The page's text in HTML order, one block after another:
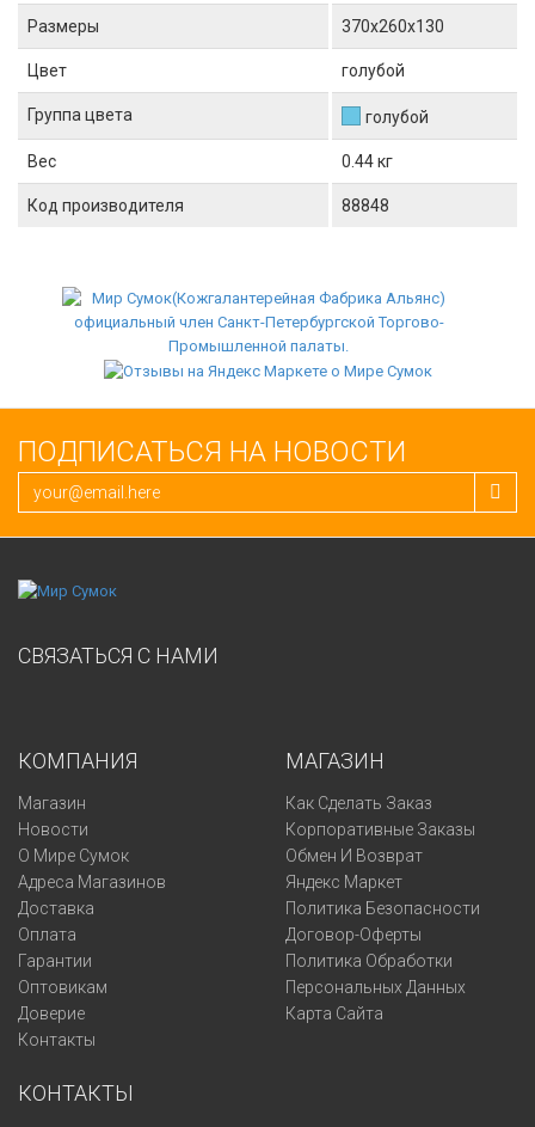
Размеры 370x260x130
Цвет голубой
Группа цвета голубой
Вес 0.44 кг
Код производителя 88848
ПОДПИСАТЬСЯ НА НОВОСТИ
СВЯЗАТЬСЯ С НАМИ
КОМПАНИЯ
Магазин
Новости
О Мире Сумок
Адреса Магазинов
Доставка
Оплата
Гарантии
Оптовикам
Доверие
Контакты
МАГАЗИН
Как Сделать Заказ
Корпоративные Заказы
Обмен И Возврат
Яндекс Маркет
Политика Безопасности
Договор-Оферты
Политика Обработки
Персональных Данных
Карта Сайта
КОНТАКТЫ